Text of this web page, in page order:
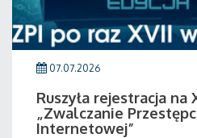
07.07.2026
Ruszyła rejestracja na
„Zwalczanie
Internetowej”